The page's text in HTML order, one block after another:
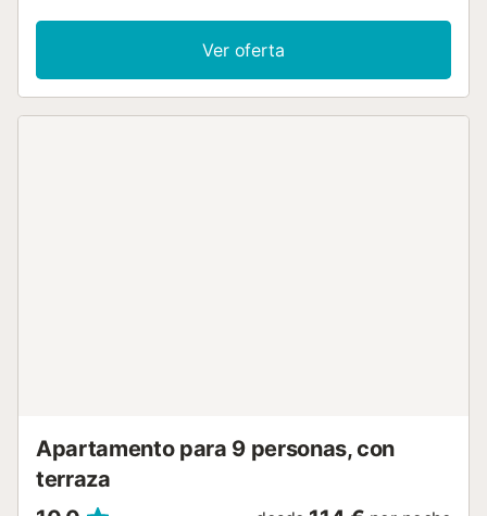
Ver oferta
Apartamento para 9 personas, con
terraza